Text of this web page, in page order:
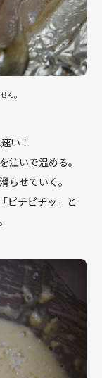
ん。
い！
注いで温める。
らせていく。
ピチピチッ」と